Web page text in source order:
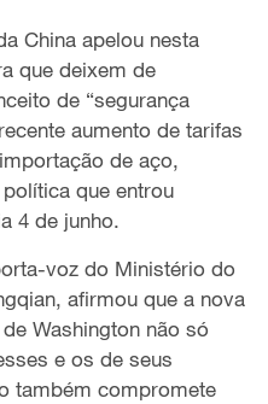
China apelou nesta
que deixem de
de “segurança
aumento de tarifas
de aço,
que entrou
4 de junho.
voz do Ministério do
afirmou que a nova
Washington não só
e os de seus
também compromete